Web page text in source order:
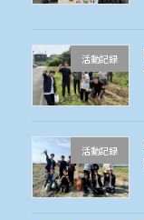
活動記録
活動記録